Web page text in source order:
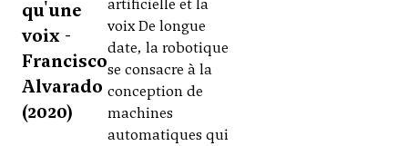
qu'une
voix -
Francisco
Alvarado
(2020)
artificielle et la
voix De longue
date, la robotique
se consacre à la
conception de
machines
automatiques qui